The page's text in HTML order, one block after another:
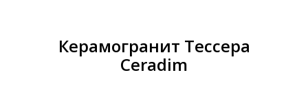
Керамогранит Тессера
Ceradim